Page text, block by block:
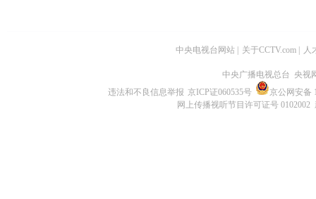
中央电视台网站 关于CCTV.com 人
中央广播电视总台 央视
违法和不良信息举报 京ICP证060535号
京公网安备
网上传播视听节目许可证号 0102002